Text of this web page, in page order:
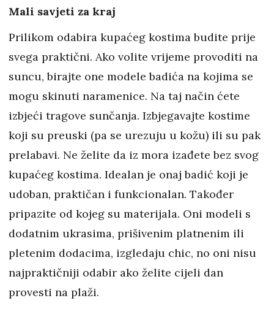
Mali savjeti za kraj
Prilikom odabira kupaćeg kostima budite prije
svega praktični. Ako volite vrijeme provoditi na
suncu, birajte one modele badića na kojima se
mogu skinuti naramenice. Na taj način ćete
izbjeći tragove sunčanja. Izbjegavajte kostime
koji su preuski (pa se urezuju u kožu) ili su pak
prelabavi. Ne želite da iz mora izađete bez svog
kupaćeg kostima. Idealan je onaj badić koji je
udoban, praktičan i funkcionalan. Također
pripazite od kojeg su materijala. Oni modeli s
dodatnim ukrasima, prišivenim platnenim ili
pletenim dodacima, izgledaju chic, no oni nisu
najpraktičniji odabir ako želite cijeli dan
provesti na plaži.